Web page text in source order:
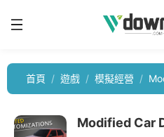
首頁 遊戲 模擬經營
Modified Car